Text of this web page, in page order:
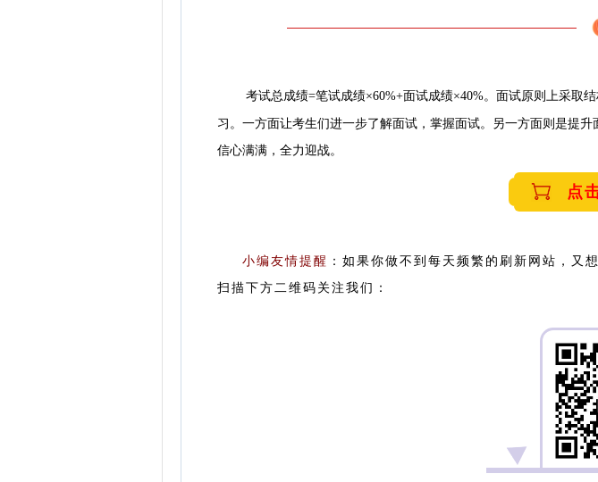
考试总成绩=笔试成绩×60%+面试成绩×40%。 面试原则上采取
习 。 一方面让考生们进一步了解面试，掌握面试。另一方面则是提
信心满满，全力迎战。
点
小编友情提醒 ： 如果你做不到每天频繁的刷新网站，又
扫描下方二维码关注我们：